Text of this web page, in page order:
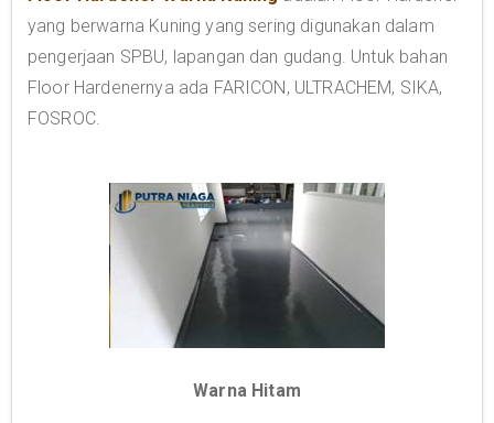
yang berwarna Kuning yang sering digunakan dalam
pengerjaan SPBU, lapangan dan gudang. Untuk bahan
Floor Hardenernya ada FARICON, ULTRACHEM, SIKA,
FOSROC.
Warna Hitam